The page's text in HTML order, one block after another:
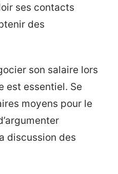
ses contacts
des
son salaire lors
est essentiel. Se
moyens pour le
discussion des